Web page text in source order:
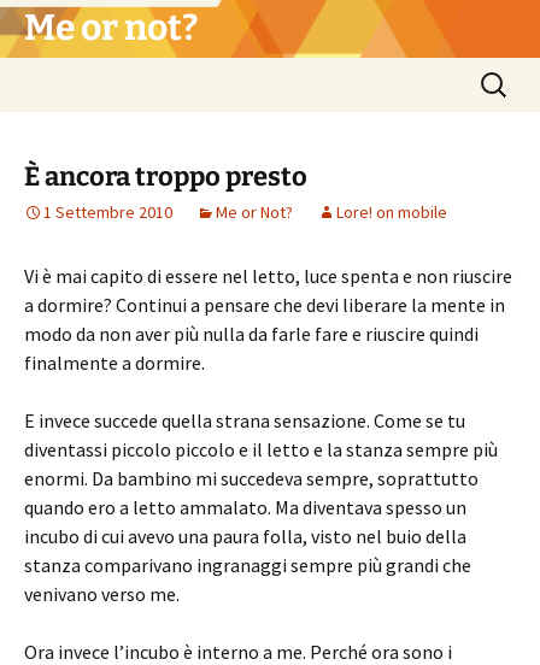
Vai
al Me or not?
Ricerca
per:
È ancora troppo presto
1 Settembre 2010 Me or Not? Lore! on mobile
Vi è mai capito di essere nel letto, luce spenta e non riuscire
a dormire? Continui a pensare che devi liberare la mente in
modo da non aver più nulla da farle fare e riuscire quindi
finalmente a dormire.
E invece succede quella strana sensazione. Come se tu
diventassi piccolo piccolo e il letto e la stanza sempre più
enormi. Da bambino mi succedeva sempre, soprattutto
quando ero a letto ammalato. Ma diventava spesso un
incubo di cui avevo una paura folla, visto nel buio della
stanza comparivano ingranaggi sempre più grandi che
venivano verso me.
Ora invece l’incubo è interno a me. Perché ora sono i